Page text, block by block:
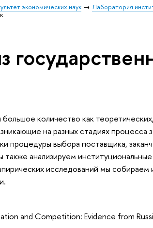
экономических наук
Лаборатория
количество как
на разных стадиях процесса
процедуры выбора поставщика,
анализируем
исследований мы
and Competition: Evidence from